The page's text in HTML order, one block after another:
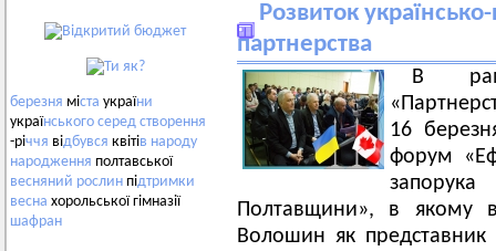
березня міста україни
українського серед створення
-річчя відбувся квітів народу
народження полтавської
весняний рослин підтримки
весна хорольської гімназії
шафран
Розвиток
партнерства
В
16
форум
Полтавщини», в якому
Волошин як представник